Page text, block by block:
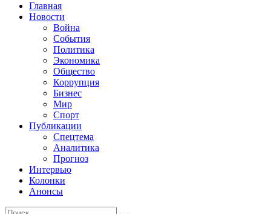
Главная
Новости
Война
События
Политика
Экономика
Общество
Коррупция
Бизнес
Мир
Спорт
Публикации
Спецтема
Аналитика
Прогноз
Интервью
Колонки
Анонсы